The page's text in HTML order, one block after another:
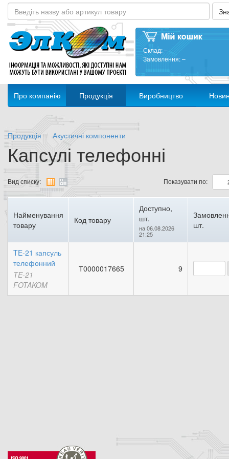
Склад:–
Замовлення:–
Про компанію Продукція Виробництво
Продукція Акустичні компоненти
Капсулі телефонні
Вид списку: Показувати по:
Найменування
товару
Код товару
Доступно,
шт.
на 06.08.2026
21:25
шт.
TE-21 капсуль
телефонний
TE-21
FOTAKOM
Т0000017665 9